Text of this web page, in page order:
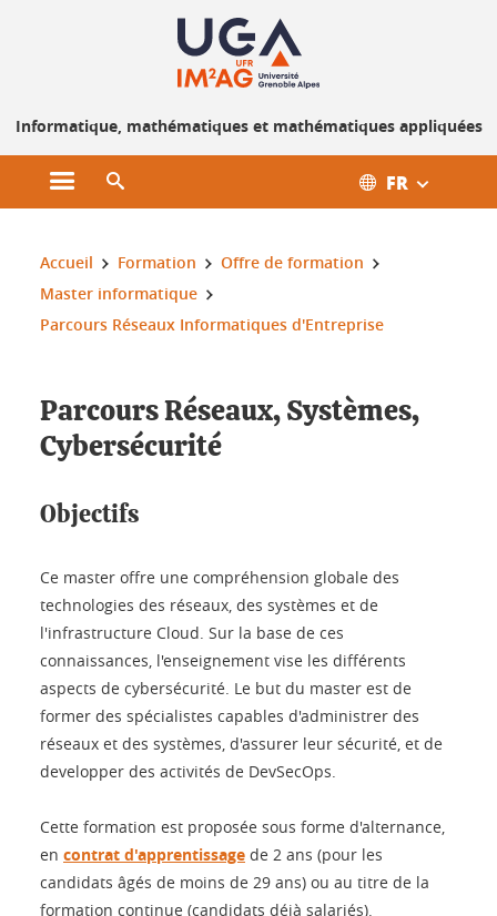
Informatique, mathématiques et mathématiques appliquées
Ouvrir le menu principal FR
Vous êtes ici :
Accueil Formation
Offre de formation
Master informatique
Parcours Réseaux Informatiques d'Entreprise
Parcours Réseaux, Systèmes,
Cybersécurité
Objectifs
Ce master offre une compréhension globale des
technologies des réseaux, des systèmes et de
l'infrastructure Cloud. Sur la base de ces
connaissances, l'enseignement vise les différents
aspects de cybersécurité. Le but du master est de
former des spécialistes capables d'administrer des
réseaux et des systèmes, d'assurer leur sécurité, et de
developper des activités de DevSecOps.
Cette formation est proposée sous forme d'alternance,
en contrat d'apprentissage de 2 ans (pour les
candidats âgés de moins de 29 ans) ou au titre de la
formation continue (candidats déjà salariés).